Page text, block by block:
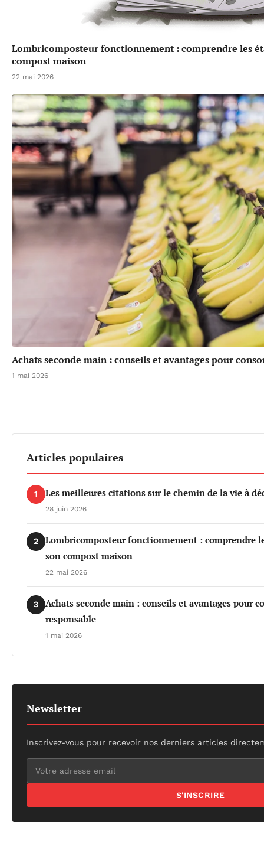
Lombricomposteur fonctionnement : comprendre les
compost maison
22 mai 2026
Achats seconde main : conseils et avantages pour
1 mai 2026
Articles populaires
1 Les meilleures citations sur le chemin de la vie à
28 juin 2026
2
Lombricomposteur fonctionnement : comprendre
son compost maison
22 mai 2026
3
Achats seconde main : conseils et avantages pour
responsable
1 mai 2026
Newsletter
Inscrivez-vous pour recevoir nos derniers articles
S'INSCRIRE